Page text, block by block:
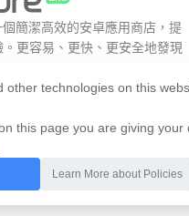
other technologies on this
this page you are giving your
Learn More about Policies
簡潔高效的安卓應用商店，提
更容易、更快、更安全地發現